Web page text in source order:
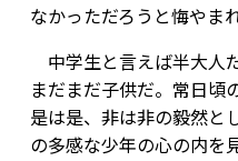
なかっただろうと悔やま
中学生と言えば半大人
まだまだ子供だ。常日頃
是は是、非は非の毅然と
の多感な少年の心の内を